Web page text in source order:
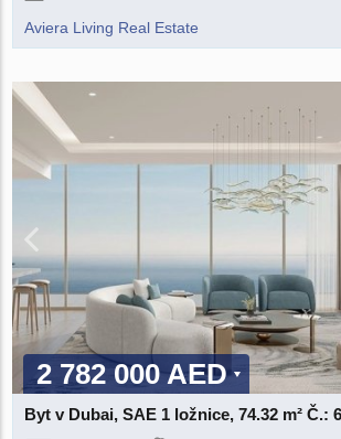
Aviera Living Real Estate
2 782 000 AED
Byt v Dubai, SAE 1 ložnice, 74.32 m² Č.: